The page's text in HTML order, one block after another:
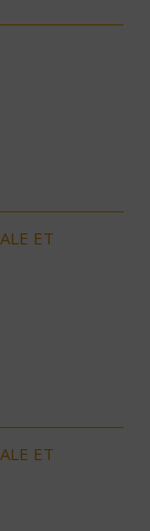
ET
ET